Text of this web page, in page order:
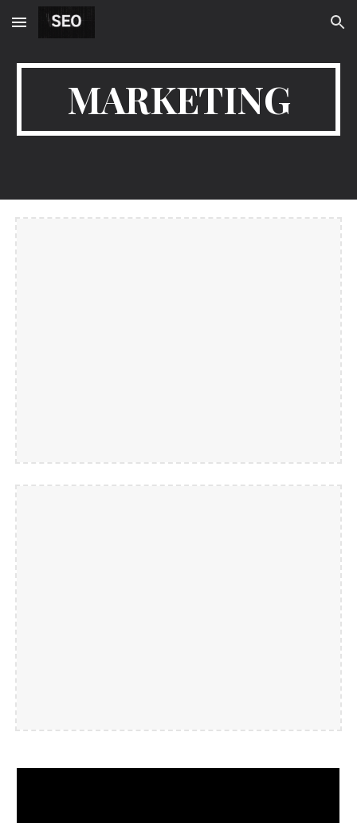
Skip to main content Skip to navigation
MARKETING